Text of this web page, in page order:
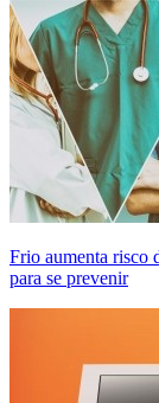
Frio aumenta risco
para se prevenir